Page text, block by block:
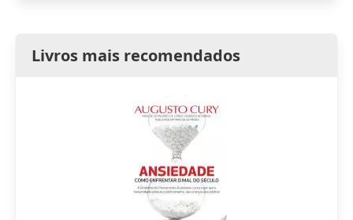
Livros mais recomendados